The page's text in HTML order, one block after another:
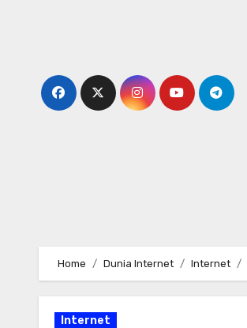
Home Dunia Internet Internet
Internet